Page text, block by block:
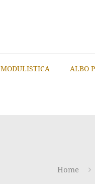
MODULISTICA ALBO
Home